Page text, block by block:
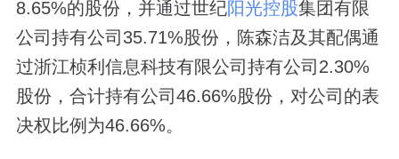
8.65%的股份，并通过世纪阳光控股集团有限
公司持有公司35.71%股份，陈森洁及其配偶通
过浙江桢利信息科技有限公司持有公司2.30%
股份，合计持有公司46.66%股份，对公司的表
决权比例为46.66%。